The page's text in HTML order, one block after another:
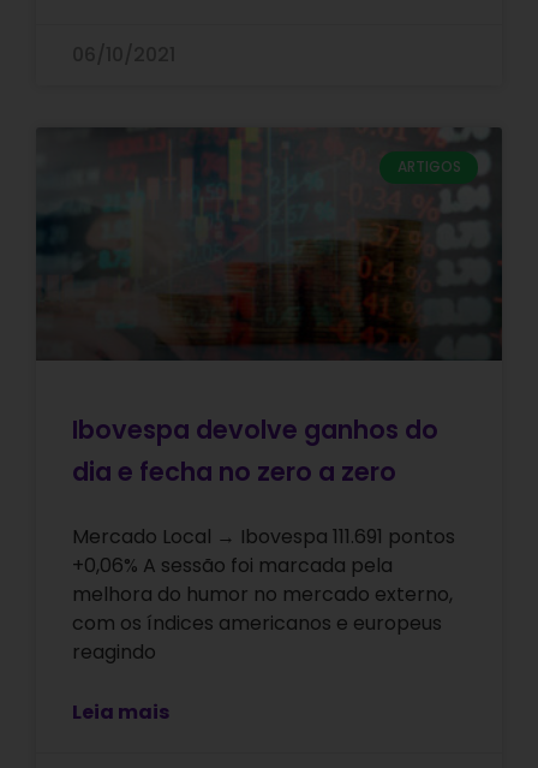
ARTIGOS
Ibovespa devolve ganhos do
dia e fecha no zero a zero
Mercado Local → Ibovespa 111.691 pontos
+0,06% A sessão foi marcada pela
melhora do humor no mercado externo,
com os índices americanos e europeus
reagindo
Leia mais